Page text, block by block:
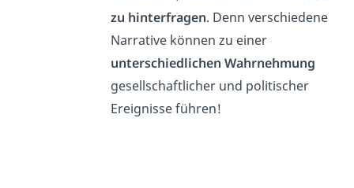
zu hinterfragen. Denn verschiedene
Narrative können zu einer
unterschiedlichen Wahrnehmung
gesellschaftlicher und politischer
Ereignisse führen!